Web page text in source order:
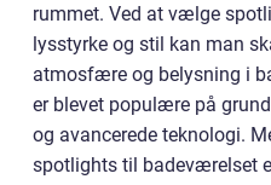
rummet. Ved at vælge
lysstyrke og stil kan man
atmosfære og belysning i
er blevet populære på
og avancerede teknologi.
spotlights til badeværelset